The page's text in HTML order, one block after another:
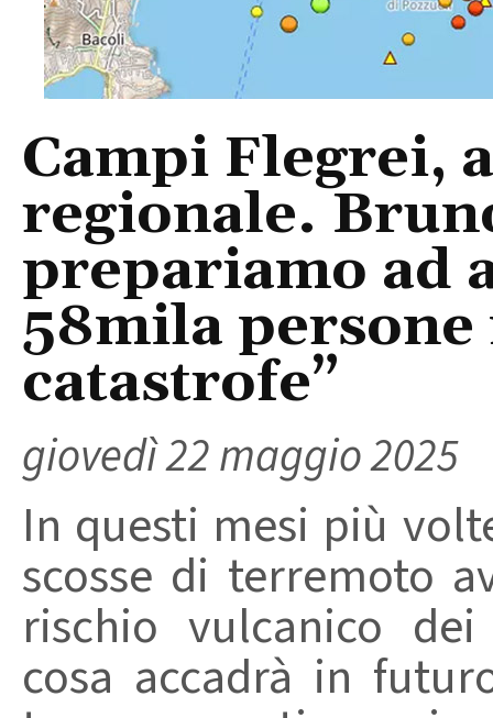
Campi Flegrei,
regionale.
prepariamo ad
58mila persone
catastrofe”
giovedì 22 maggio 2025
In questi mesi più
scosse di terremoto
rischio vulcanico
cosa accadrà in